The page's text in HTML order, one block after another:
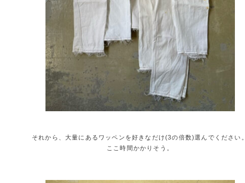
それから、大量にあるワッペンを好きなだけ(3の倍数)選んでください。
ここ時間かかりそう。